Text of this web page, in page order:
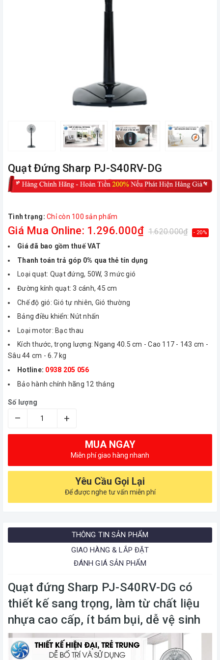
Quạt Đứng Sharp PJ-S40RV-DG
Tình trạng: Chỉ còn 100 sản phẩm
Giá Mua Online: 1.296.000₫ 1.620.000₫ - 20%
Giá đã bao gồm thuế VAT
Thanh toán trả góp 0% qua thẻ tín dụng
Loại quạt: Quạt đứng, 50W, 3 mức gió
Đường kính quạt: 3 cánh, 45 cm
Chế độ gió: Gió tự nhiên, Gió thường
Bảng điều khiển: Nút nhấn
Loại motor: Bạc thau
Kích thước, trọng lượng: Ngang 40.5 cm - Cao 117 - 143 cm -
Sâu 44 cm - 6.7 kg
Hotline: 0938 205 056
Bảo hành chính hãng 12 tháng
Số lượng
– +
MUA NGAY
Miễn phí giao hàng nhanh
Yêu Cầu Gọi Lại
Để được nghe tư vấn miễn phí
THÔNG TIN SẢN PHẨM
GIAO HÀNG & LẮP ĐẶT
ĐÁNH GIÁ SẢN PHẨM
Quạt đứng Sharp PJ-S40RV-DG có
thiết kế sang trọng, làm từ chất liệu
nhựa cao cấp, ít bám bụi, dễ vệ sinh